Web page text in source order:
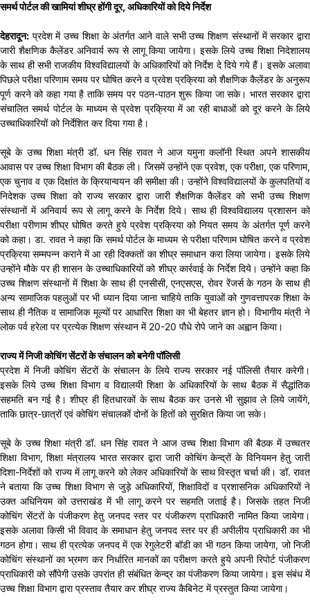
समर्थ पोर्टल की खामियां शीघ्र होंगी दूर, अधिकारियों को दिये निर्देश
देहरादून: प्रदेश में उच्च शिक्षा के अंतर्गत आने वाले सभी उच्च शिक्षण संस्थानों में सरकार द्वारा
जारी शैक्षणिक कैलेंडर अनिवार्य रूप से लागू किया जायेगा। इसके लिये उच्च शिक्षा निदेशालय
के साथ ही सभी राजकीय विश्वविद्यालयों के अधिकारियों को निर्देश दे दिये गये हैं। इसके अलावा
पिछले परीक्षा परिणाम समय पर घोषित करने व प्रवेश प्रक्रिया को शैक्षणिक कैलेंडर के अनुरूप
पूर्ण करने को कहा गया है ताकि समय पर पठन-पाठन शुरू किया जा सके। भारत सरकार द्वारा
संचालित समर्थ पोर्टल के माध्यम से प्रवेश प्रक्रिया में आ रही बाधाओं को दूर करने के लिये
उच्चाधिकारियों को निर्देशित कर दिया गया है।
सूबे के उच्च शिक्षा मंत्री डॉ. धन सिंह रावत ने आज यमुना कलॉनी स्थित अपने शासकीय
आवास पर उच्च शिक्षा विभाग की बैठक ली। जिसमें उन्होंने एक प्रवेश, एक परीक्षा, एक परिणाम,
एक चुनाव व एक दिक्षांत के क्रियान्वयन की समीक्षा की। उन्होंने विश्वविद्यालयों के कुलपतियों व
निदेशक उच्च शिक्षा को राज्य सरकार द्वारा जारी शैक्षणिक कैलेंडर को सभी उच्च शिक्षण
संस्थानों में अनिवार्य रूप से लागू करने के निर्देश दिये। साथ ही विश्वविद्यालय प्रशासन को
परीक्षा परीणाम शीघ्र घोषित करते हुये प्रवेश प्रक्रिया को नियत समय के अंतर्गत पूर्ण करने
को कहा। डा. रावत ने कहा कि समर्थ पोर्टल के माध्यम से परीक्षा परिणाम घोषित करने व प्रवेश
प्रक्रिया सम्मपन्न कराने में आ रही दिक्कतों का शीघ्र समाधान करा लिया जायेगा। इसके लिये
उन्होंने मौके पर ही शासन के उच्चाधिकारियों को शीघ्र कार्रवाई के निर्देश दिये। उन्होंने कहा कि
उच्च शिक्षण संस्थानों में शिक्षा के साथ ही एनसीसी, एनएसएस, रोवर रेंजर्स के गठन के साथ ही
अन्य सामाजिक पहलुओं पर भी ध्यान दिया जाना चाहिये ताकि युवाओं को गुणवत्तापरक शिक्षा के
साथ ही नैतिक व सामाजिक मूल्यों पर आधारित शिक्षा का भी बेहतर ज्ञान हो। विभागीय मंत्री ने
लोक पर्व हरेला पर प्रत्येक शिक्षण संस्थान में 20-20 पौधे रोपे जाने का अह्वान किया।
राज्य में निजी कोचिंग सेंटरों के संचालन को बनेगी पॉलिसी
प्रदेश में निजी कोचिंग सेंटरों के संचालन के लिये राज्य सरकार नई पॉलिसी तैयार करेगी।
इसके लिये उच्च शिक्षा विभाग व विद्यालयी शिक्षा के अधिकारियों के साथ बैठक में सैद्धांतिक
सहमति बन गई है। शीघ्र ही हितधारकों के साथ बैठक कर उनसे भी सुझाव ले लिये जायेंगे,
ताकि छात्र-छात्रों एवं कोचिंग संचालकों दोनों के हितों को सुरक्षित किया जा सके।
सूबे के उच्च शिक्षा मंत्री डॉ. धन सिंह रावत ने आज उच्च शिक्षा विभाग की बैठक में उच्चतर
शिक्षा विभाग, शिक्षा मंत्रालय भारत सरकार द्वारा जारी कोचिंग केन्द्रों के विनियमन हेतु जारी
दिशा-निर्देशों को राज्य में लागू करने को लेकर अधिकारियों के साथ विस्तृत चर्चा की। डॉ. रावत
ने बताया कि उच्च शिक्षा विभाग से जुड़े अधिकारियों, शिक्षाविदों व प्रशासनिक अधिकारियों ने
उक्त अधिनियम को उत्तराखंड में भी लागू करने पर सहमति जताई है। जिसके तहत निजी
कोचिंग सेंटरों के पंजीकरण हेतु जनपद स्तर पर पंजीकरण प्राधिकारी नामित किया जायेगा।
इसके अलावा किसी भी विवाद के समाधान हेतु जनपद स्तर पर ही अपीलीय प्राधिकारी का भी
गठन होगा। साथ ही प्रत्येक जनपद में एक रेगुलेटरी बॉडी का भी गठन किया जायेगा, जो निजी
कोचिंग संस्थानों का भ्रमण कर निर्धारित मानकों का परीक्षण करते हुये अपनी रिपोर्ट पंजीकरण
प्राधिकारी को सौंपेगी उसके उपरांत ही संबंधित केन्द्र का पंजीकरण किया जायेगा। इस संबंध में
उच्च शिक्षा विभाग द्वारा प्रस्ताव तैयार कर शीघ्र राज्य कैबिनेट में प्रस्तुत किया जायेगा।